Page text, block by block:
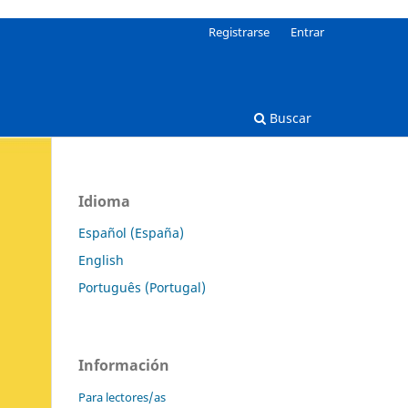
Buscar
Registrarse Entrar
Idioma
Español (España)
English
Português (Portugal)
Información
Para lectores/as